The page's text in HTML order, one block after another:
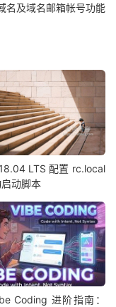
名及域名邮箱帐号功能
LTS 配置 rc.local
动脚本
Coding 进阶指南：